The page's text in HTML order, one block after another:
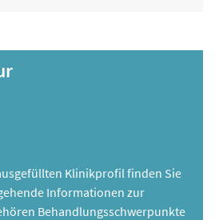
Klinikprofil finden Sie
Informationen zur
Behandlungsschwerpunkte